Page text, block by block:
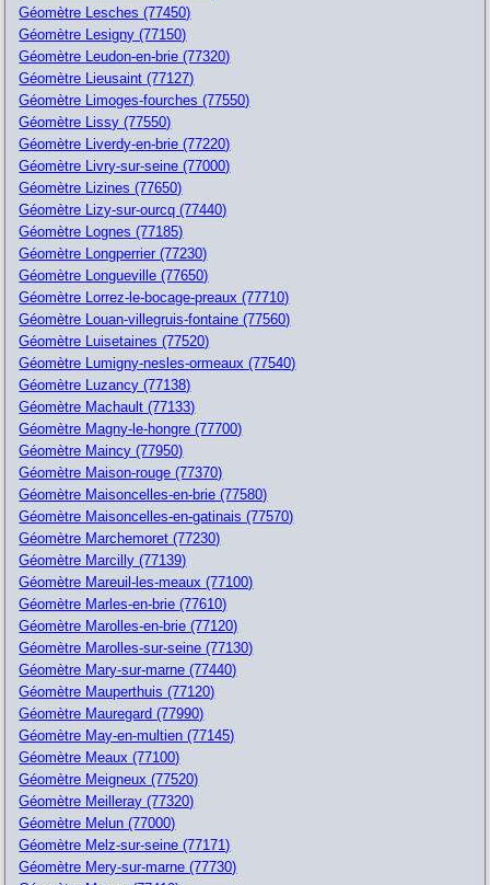
Géomètre Lesches (77450)
Géomètre Lesigny (77150)
Géomètre Leudon-en-brie (77320)
Géomètre Lieusaint (77127)
Géomètre Limoges-fourches (77550)
Géomètre Lissy (77550)
Géomètre Liverdy-en-brie (77220)
Géomètre Livry-sur-seine (77000)
Géomètre Lizines (77650)
Géomètre Lizy-sur-ourcq (77440)
Géomètre Lognes (77185)
Géomètre Longperrier (77230)
Géomètre Longueville (77650)
Géomètre Lorrez-le-bocage-preaux (77710)
Géomètre Louan-villegruis-fontaine (77560)
Géomètre Luisetaines (77520)
Géomètre Lumigny-nesles-ormeaux (77540)
Géomètre Luzancy (77138)
Géomètre Machault (77133)
Géomètre Magny-le-hongre (77700)
Géomètre Maincy (77950)
Géomètre Maison-rouge (77370)
Géomètre Maisoncelles-en-brie (77580)
Géomètre Maisoncelles-en-gatinais (77570)
Géomètre Marchemoret (77230)
Géomètre Marcilly (77139)
Géomètre Mareuil-les-meaux (77100)
Géomètre Marles-en-brie (77610)
Géomètre Marolles-en-brie (77120)
Géomètre Marolles-sur-seine (77130)
Géomètre Mary-sur-marne (77440)
Géomètre Mauperthuis (77120)
Géomètre Mauregard (77990)
Géomètre May-en-multien (77145)
Géomètre Meaux (77100)
Géomètre Meigneux (77520)
Géomètre Meilleray (77320)
Géomètre Melun (77000)
Géomètre Melz-sur-seine (77171)
Géomètre Mery-sur-marne (77730)